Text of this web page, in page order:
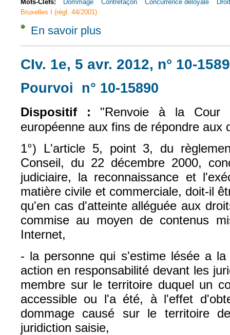
Mots-Clefs: Dommage Contrefaçon Concurrence déloyale
Bruxelles I (règl. 44/2001)
En savoir plus
CIv. 1e, 5 avr. 2012, n° 10-
Pourvoi n° 10-15890
Dispositif :
"Renvoie à la Cour
européenne aux fins de répondre aux
1°) L'article 5, point 3, du
Conseil, du 22 décembre 2000,
judiciaire, la reconnaissance et
matière civile et commerciale, doit-il
qu'en cas d'atteinte alléguée aux
commise au moyen de contenus
Internet,
- la personne qui s'estime lésée a
action en responsabilité devant les
membre sur le territoire duquel un
accessible ou l'a été, à l'effet
dommage causé sur le territoire
juridiction saisie,